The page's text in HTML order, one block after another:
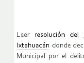
Leer resolución del
Ixtahuacán donde
Municipal por el